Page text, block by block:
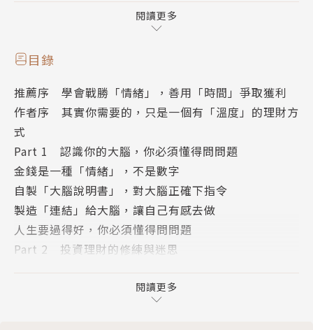
的現金流，則是決定你什麼時候自由，所以要先學習如
簡單來說，可以放進口袋的就是「資產」；「負債」則
反之……其實，我們每個人至少擁有一項資產，就是自
己。有人月薪3萬、有人卻拿5萬，箇中差異就是因為
資產（自己）的「價值」不一樣。
每個人終其一生都能迎來財富翻倍的機運！你是否有抓
住機會？請問問自己：
2.成功除了努力，還得搭配運氣，而你的運氣在哪裡？
閱讀更多
目錄
推薦序 學會戰勝「情緒」，善用「時間」爭取獲利
作者序 其實你需要的，只是一個有「溫度」的理財方
式
Part 1 認識你的大腦，你必須懂得問問題
金錢是一種「情緒」，不是數字
自製「大腦說明書」，對大腦正確下指令
製造「連結」給大腦，讓自己有感去做
人生要過得好，你必須懂得問問題
Part 2 投資理財的修練與迷思
財富自由，多少財富算「自由」？
消費？保險？退休？關於理財的迷思……
閱讀更多